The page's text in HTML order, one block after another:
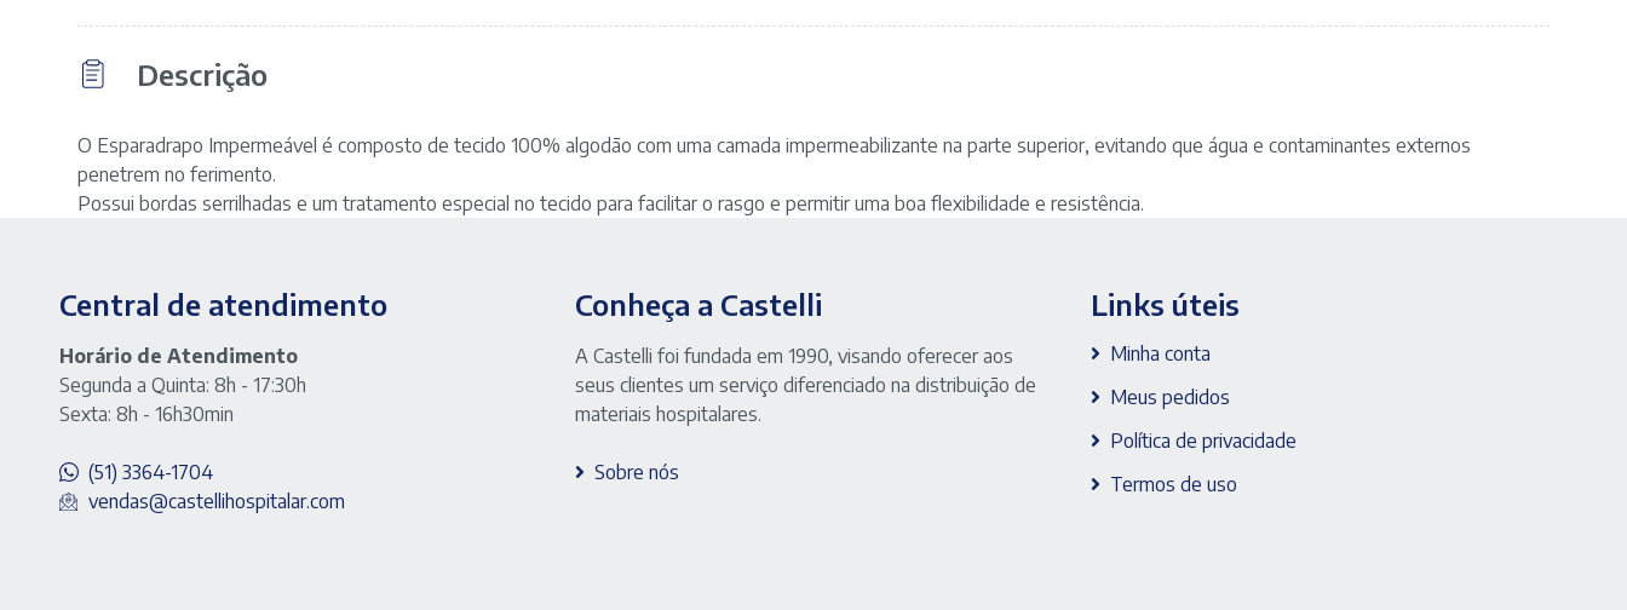
Linha
quantidade
Descrição
O Esparadrapo Impermeável é composto de tecido 100% algodão com uma camada impermeabilizante na parte superior, evitando que água e contaminantes externos
penetrem no ferimento.
Possui bordas serrilhadas e um tratamento especial no tecido para facilitar o rasgo e permitir uma boa flexibilidade e resistência.
Central de atendimento
Horário de Atendimento
Segunda a Quinta: 8h - 17:30h
Sexta: 8h - 16h30min
(51) 3364-1704
vendas@castellihospitalar.com
Conheça a Castelli
A Castelli foi fundada em 1990, visando oferecer aos
seus clientes um serviço diferenciado na distribuição de
materiais hospitalares.
Sobre nós
Links úteis
Minha conta
Meus pedidos
Política de privacidade
Termos de uso